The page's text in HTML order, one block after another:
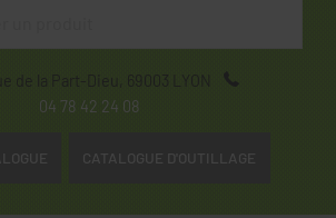
de la Part-Dieu, 69003
LYON
04 78 42 24 08
CATALOGUE D'OUTILLAGE